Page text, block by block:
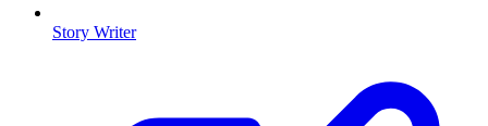
Story Writer